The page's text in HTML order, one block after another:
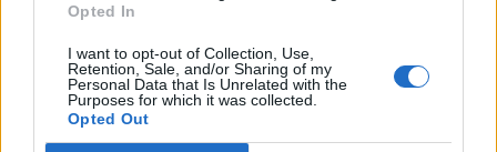
Opted In
I want to opt-out of Collection, Use,
Retention, Sale, and/or Sharing of my
Personal Data that Is Unrelated with the
Purposes for which it was collected.
Opted Out